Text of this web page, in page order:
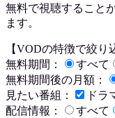
無料で視聴すること
ます。
【VODの特徴で絞り
無料期間：
すべて
無料期間後の月額：
見たい番組：
ドラ
配信情報：
すべて